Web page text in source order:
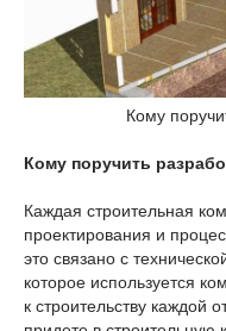
Кому
Кому поручить
Каждая строительная
проектирования и
это связано с
которое используется
к строительству каждой